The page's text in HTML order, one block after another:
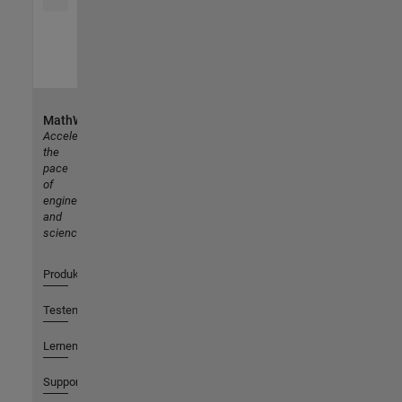
MathWorks
Accelerating
the
pace
of
engineering
and
science
Produkte
Testen oder Kaufen
Lernen
Support